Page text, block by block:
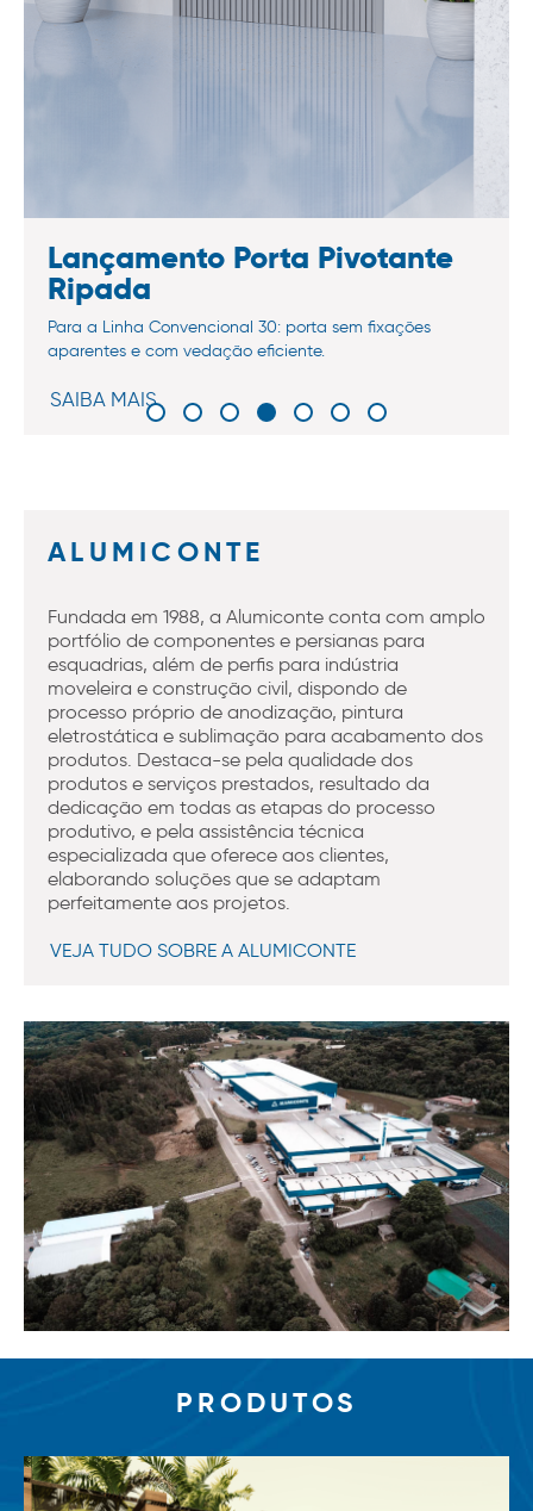
Lançamento Porta Pivotante
Ripada
Para a Linha Convencional 30: porta sem fixações
aparentes e com vedação eficiente.
SAIBA MAIS
ALUMICONTE
Fundada em 1988, a Alumiconte conta com amplo
portfólio de componentes e persianas para
esquadrias, além de perfis para indústria
moveleira e construção civil, dispondo de
processo próprio de anodização, pintura
eletrostática e sublimação para acabamento dos
produtos. Destaca-se pela qualidade dos
produtos e serviços prestados, resultado da
dedicação em todas as etapas do processo
produtivo, e pela assistência técnica
especializada que oferece aos clientes,
elaborando soluções que se adaptam
perfeitamente aos projetos.
VEJA TUDO SOBRE A ALUMICONTE
PRODUTOS